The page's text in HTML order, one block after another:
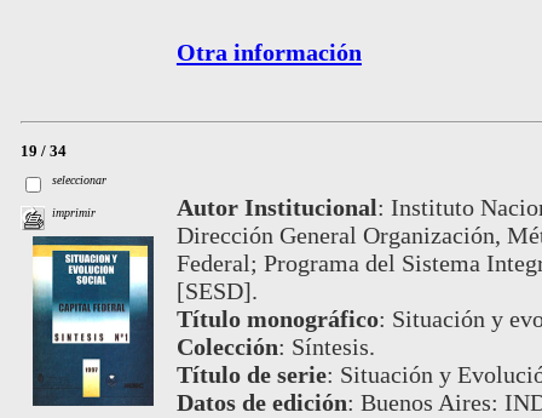
Otra información
19 / 34
seleccionar
imprimir Autor Institucional: Instituto
Dirección General Organización,
Federal; Programa del Sistema
[SESD].
Título monográfico: Situación y
Colección: Síntesis.
Título de serie: Situación y
Datos de edición: Buenos Aires: